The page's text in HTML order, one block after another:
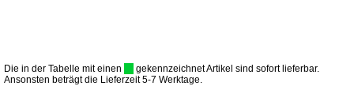
Die in der Tabelle mit einen
gekennzeichnet Artikel sind sofort lieferbar.
Ansonsten beträgt die Lieferzeit 5-7 Werktage.